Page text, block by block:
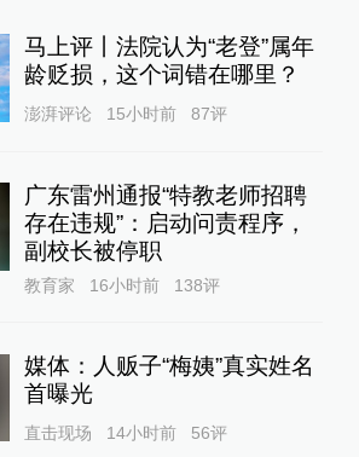
马上评丨法院认为“老登”属年
龄贬损，这个词错在哪里？
澎湃评论 15小时前 87评
广东雷州通报“特教老师招聘
存在违规”：启动问责程序，
副校长被停职
教育家 16小时前 138评
媒体：人贩子“梅姨”真实姓名
首曝光
直击现场 14小时前 56评